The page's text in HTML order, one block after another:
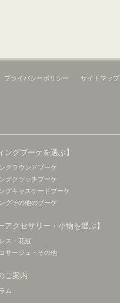
サイトマップ
プライバシーポリシー
ングブーケを選ぶ】
グラウンドブーケ
グクラッチブーケ
グキャスケードブーケ
グその他のブーケ
アクセサリー・小物を選ぶ】
ス・花冠
サージュ・その他
ご案内
ム